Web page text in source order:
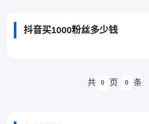
抖音买1000粉丝多少钱
共 0 页 0 条